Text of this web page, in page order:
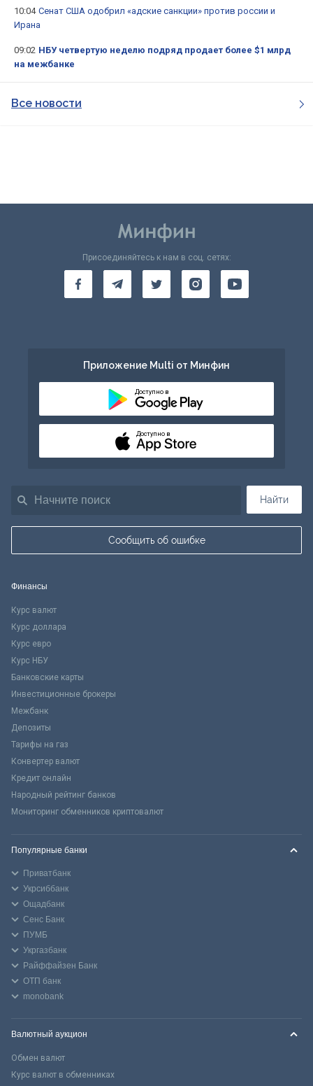
10:04 Сенат США одобрил «адские санкции» против россии и
Ирана
09:02 НБУ четвертую неделю подряд продает более $1 млрд
на межбанке
Все новости
Найти
Сообщить об ошибке
Присоединяйтесь к нам в соц. сетях:
Приложение Multi от Минфин
Доступно в
Доступно в
Финансы
Курс валют
Курс доллара
Курс евро
Курс НБУ
Банковские карты
Инвестиционные брокеры
Межбанк
Депозиты
Тарифы на газ
Конвертер валют
Кредит онлайн
Народный рейтинг банков
Мониторинг обменников криптовалют
Популярные банки
Приватбанк
Укрсиббанк
Ощадбанк
Сенс Банк
ПУМБ
Укргазбанк
Райффайзен Банк
ОТП банк
monobank
Валютный аукцион
Обмен валют
Курс валют в обменниках